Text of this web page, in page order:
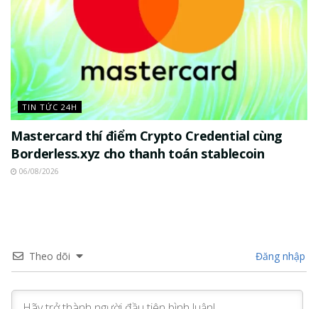
TIN TỨC 24H
Mastercard thí điểm Crypto Credential cùng
Borderless.xyz cho thanh toán stablecoin
06/08/2026
Theo dõi Đăng nhập